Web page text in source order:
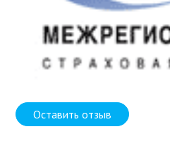
Оставить отзыв